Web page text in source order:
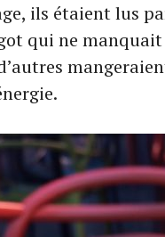
ils étaient lus
qui ne